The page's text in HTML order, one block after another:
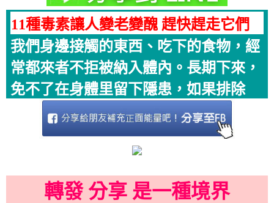
11種毒素讓人變老變醜 趕快趕走它們
我們身邊接觸的東西、吃下的食物，經
常都來者不拒被納入體內。長期下來，
免不了在身體里留下隱患，如果排除
轉發 分享 是一種境界